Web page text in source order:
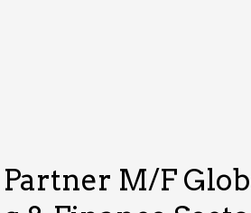
M/F